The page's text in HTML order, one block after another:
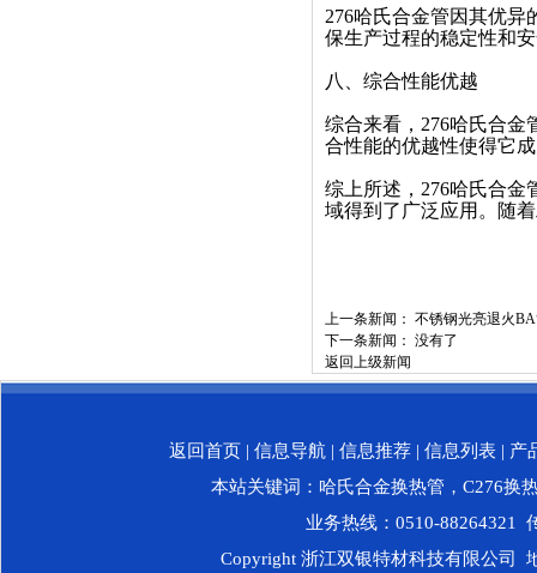
276哈氏合金管因其优
保生产过程的稳定性和
八、综合性能优越
综合来看，276哈氏合金
合性能的优越性使得它
综上所述，276哈氏合金
域得到了广泛应用。随
上一条新闻： 不锈钢光亮退火
下一条新闻： 没有了
返回上级新闻
返回首页| 信息导航 | 信息推荐| 信息列表| 产
本站关键词： 哈氏合金换热管 ， C276换
业务热线：0510-88264321
Copyright 浙江双银特材科技有限公司